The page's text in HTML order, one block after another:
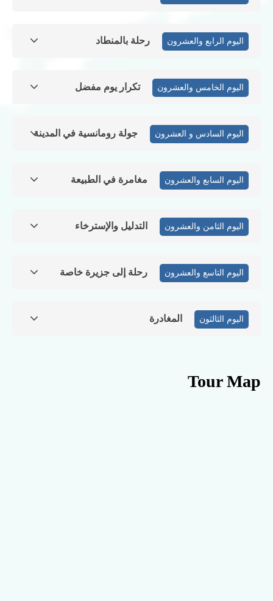
اليوم الرابع والعشرون رحلة بالمنطاد
اليوم الخامس والعشرون تكرار يوم مفضل
اليوم السادس و العشرون جولة رومانسية في المدينة
اليوم السابع والعشرون مغامرة في الطبيعة
اليوم الثامن والعشرون التدليل والإسترخاء
اليوم التاسع والعشرون رحلة إلى جزيرة خاصة
اليوم الثالثون المغادرة
Tour Map